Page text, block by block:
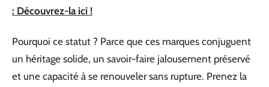
: Découvrez-la ici !
Pourquoi ce statut ? Parce que ces marques conjuguent
un héritage solide, un savoir-faire jalousement préservé
et une capacité à se renouveler sans rupture. Prenez la